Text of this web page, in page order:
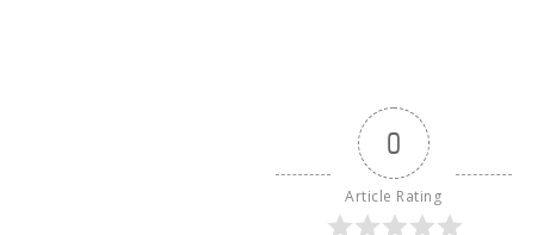
0
Article Rating